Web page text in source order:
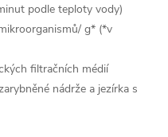
podle teploty vody)
g* (*v
filtračních médií
nádrže a jezírka s